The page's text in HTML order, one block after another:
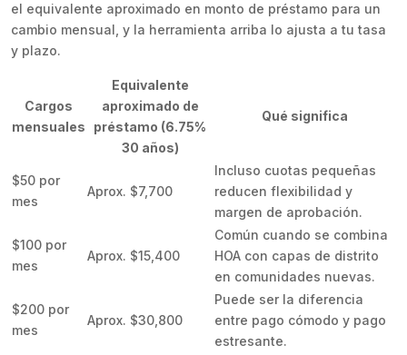
el equivalente aproximado en monto de préstamo para un
cambio mensual, y la herramienta arriba lo ajusta a tu tasa
y plazo.
Cargos
mensuales
Equivalente
aproximado de
préstamo (6.75%
30 años)
Qué significa
$50 por
mes
Aprox. $7,700
Incluso cuotas pequeñas
reducen flexibilidad y
margen de aprobación.
$100 por
mes
Aprox. $15,400
Común cuando se combina
HOA con capas de distrito
en comunidades nuevas.
$200 por
mes
Aprox. $30,800
Puede ser la diferencia
entre pago cómodo y pago
estresante.